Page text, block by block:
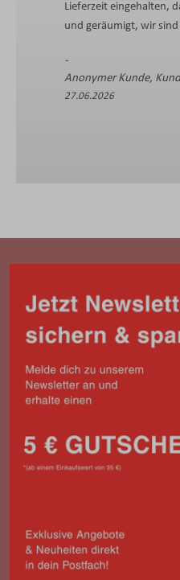
Lieferzeit eingehalten,
und geräumigt, wir
Anonymer Kunde,
27.06.2026